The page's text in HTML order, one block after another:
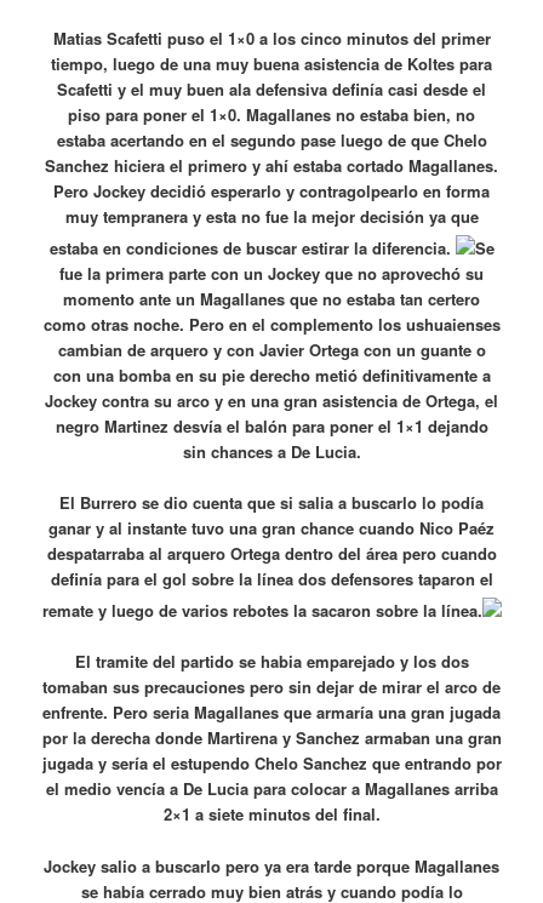
Matias Scafetti puso el 1×0 a los cinco minutos del primer
tiempo, luego de una muy buena asistencia de Koltes para
Scafetti y el muy buen ala defensiva definía casi desde el
piso para poner el 1×0. Magallanes no estaba bien, no
estaba acertando en el segundo pase luego de que Chelo
Sanchez hiciera el primero y ahí estaba cortado Magallanes.
Pero Jockey decidió esperarlo y contragolpearlo en forma
muy tempranera y esta no fue la mejor decisión ya que
estaba en condiciones de buscar estirar la diferencia.
Se
fue la primera parte con un Jockey que no aprovechó su
momento ante un Magallanes que no estaba tan certero
como otras noche. Pero en el complemento los ushuaienses
cambian de arquero y con Javier Ortega con un guante o
con una bomba en su pie derecho metió definitivamente a
Jockey contra su arco y en una gran asistencia de Ortega, el
negro Martinez desvía el balón para poner el 1×1 dejando
sin chances a De Lucia.
El Burrero se dio cuenta que si salia a buscarlo lo podía
ganar y al instante tuvo una gran chance cuando Nico Paéz
despatarraba al arquero Ortega dentro del área pero cuando
definía para el gol sobre la línea dos defensores taparon el
remate y luego de varios rebotes la sacaron sobre la línea.
El tramite del partido se habia emparejado y los dos
tomaban sus precauciones pero sin dejar de mirar el arco de
enfrente. Pero seria Magallanes que armaría una gran jugada
por la derecha donde Martirena y Sanchez armaban una gran
jugada y sería el estupendo Chelo Sanchez que entrando por
el medio vencía a De Lucia para colocar a Magallanes arriba
2×1 a siete minutos del final.
Jockey salio a buscarlo pero ya era tarde porque Magallanes
se había cerrado muy bien atrás y cuando podía lo